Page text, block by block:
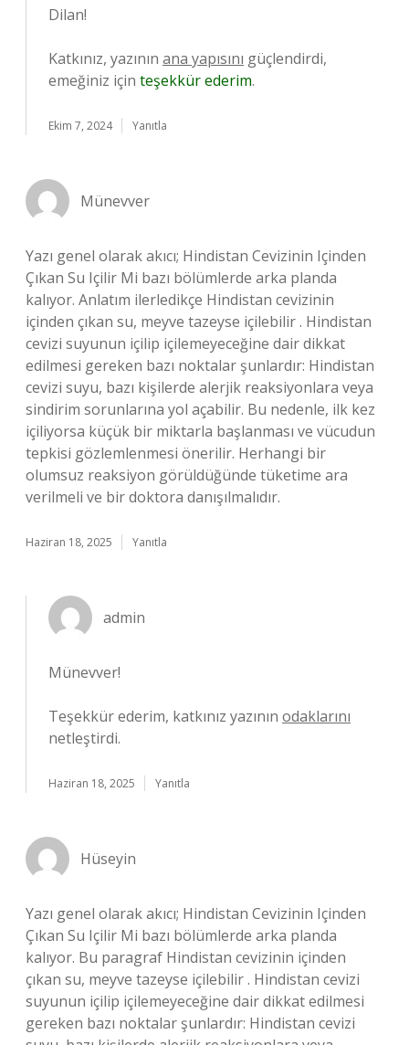
Dilan!
Katkınız, yazının ana yapısını güçlendirdi,
emeğiniz için teşekkür ederim.
Ekim 7, 2024 Yanıtla
Münevver
Yazı genel olarak akıcı; Hindistan Cevizinin Içinden
Çıkan Su Içilir Mi bazı bölümlerde arka planda
kalıyor. Anlatım ilerledikçe Hindistan cevizinin
içinden çıkan su, meyve tazeyse içilebilir . Hindistan
cevizi suyunun içilip içilemeyeceğine dair dikkat
edilmesi gereken bazı noktalar şunlardır: Hindistan
cevizi suyu, bazı kişilerde alerjik reaksiyonlara veya
sindirim sorunlarına yol açabilir. Bu nedenle, ilk kez
içiliyorsa küçük bir miktarla başlanması ve vücudun
tepkisi gözlemlenmesi önerilir. Herhangi bir
olumsuz reaksiyon görüldüğünde tüketime ara
verilmeli ve bir doktora danışılmalıdır.
Haziran 18, 2025 Yanıtla
admin
Münevver!
Teşekkür ederim, katkınız yazının odaklarını
netleştirdi.
Haziran 18, 2025 Yanıtla
Hüseyin
Yazı genel olarak akıcı; Hindistan Cevizinin Içinden
Çıkan Su Içilir Mi bazı bölümlerde arka planda
kalıyor. Bu paragraf Hindistan cevizinin içinden
çıkan su, meyve tazeyse içilebilir . Hindistan cevizi
suyunun içilip içilemeyeceğine dair dikkat edilmesi
gereken bazı noktalar şunlardır: Hindistan cevizi